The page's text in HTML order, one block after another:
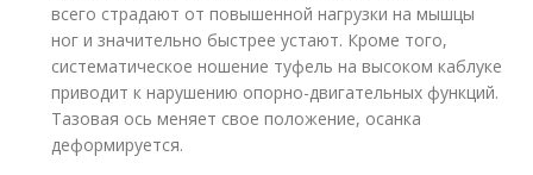
всего страдают от повышенной нагрузки на мышцы
ног и значительно быстрее устают. Кроме того,
систематическое ношение туфель на высоком каблуке
приводит к нарушению опорно-двигательных функций.
Тазовая ось меняет свое положение, осанка
деформируется.